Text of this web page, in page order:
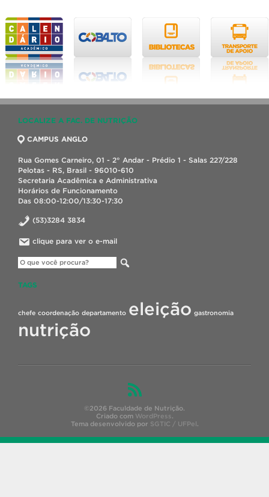
LOCALIZE A FAC. DE NUTRIÇÃO
CAMPUS ANGLO
Rua Gomes Carneiro, 01 - 2° Andar - Prédio 1 - Salas 227/228
Pelotas - RS, Brasil - 96010-610
Secretaria Acadêmica e Administrativa
Horários de Funcionamento
Das 08:00-12:00/13:30-17:30
(53)3284 3834
clique para ver o e-mail
TAGS
chefe coordenação departamento eleição gastronomia
nutrição
©2026 Faculdade de Nutrição.
Criado com WordPress.
Tema desenvolvido por SGTIC / UFPel.